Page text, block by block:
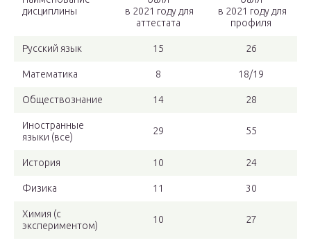
дисциплины
в 2021 году для
аттестата
в 2021 году для
профиля
Русский язык 15 26
Математика 8 18/19
Обществознание 14 28
Иностранные
языки (все)
29 55
История 10 24
Физика 11 30
Химия (с
экспериментом)
10 27